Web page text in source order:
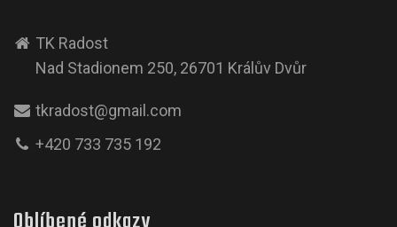
TK Radost
Nad Stadionem 250, 26701 Králův Dvůr
tkradost@gmail.com
+420 733 735 192